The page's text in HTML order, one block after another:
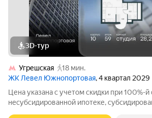
3D-тур
Угрешская
18 мин.
ЖК Левел Южнопортовая, 4 квартал 2029
Цена указана с учетом скидки при 100%-й
несубсидированной ипотеке,